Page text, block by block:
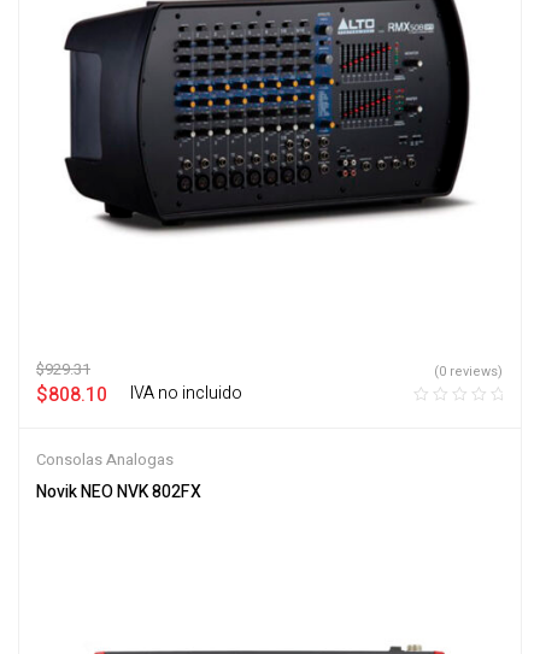
$929.31
$808.10 ‎ ‎ ‎ IVA no incluido
(0 reviews)
Consolas Analogas
Novik NEO NVK 802FX